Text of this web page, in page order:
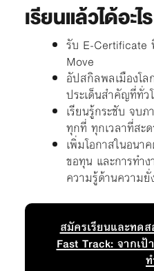
เรียนแล้วได้อะไ
รับ E-Certificate
Move
อัปสกิลพลเมืองโล
ประเด็นสำคัญที่ทั่ว
เรียนรู้กระชับ จบ
ทุกที่ ทุกเวลาที่สะ
เพิ่มโอกาสในอนา
ขอทุน และการทำ
ความรู้ด้านความ
สมัครเรียนและทดส
Fast Track: จากเ